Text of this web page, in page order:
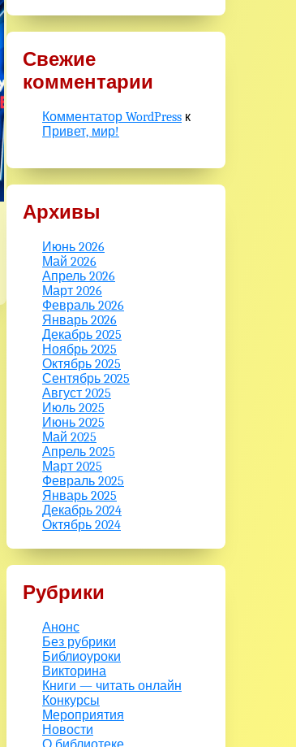
Свежие
комментарии
Комментатор WordPress к
Привет, мир!
Архивы
Июнь 2026
Май 2026
Апрель 2026
Март 2026
Февраль 2026
Январь 2026
Декабрь 2025
Ноябрь 2025
Октябрь 2025
Сентябрь 2025
Август 2025
Июль 2025
Июнь 2025
Май 2025
Апрель 2025
Март 2025
Февраль 2025
Январь 2025
Декабрь 2024
Октябрь 2024
Рубрики
Анонс
Без рубрики
Библиоуроки
Викторина
Книги — читать онлайн
Конкурсы
Мероприятия
Новости